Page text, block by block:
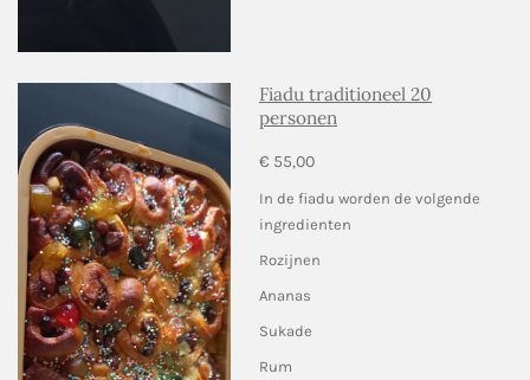
Fiadu traditioneel 20
personen
€ 55,00
In de fiadu worden de volgende
ingredienten
Rozijnen
Ananas
Sukade
Rum